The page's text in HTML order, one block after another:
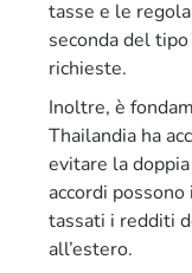
tasse e le
seconda del
richieste.
Inoltre, è
Thailandia ha
evitare la
accordi
tassati i redditi
all’estero.